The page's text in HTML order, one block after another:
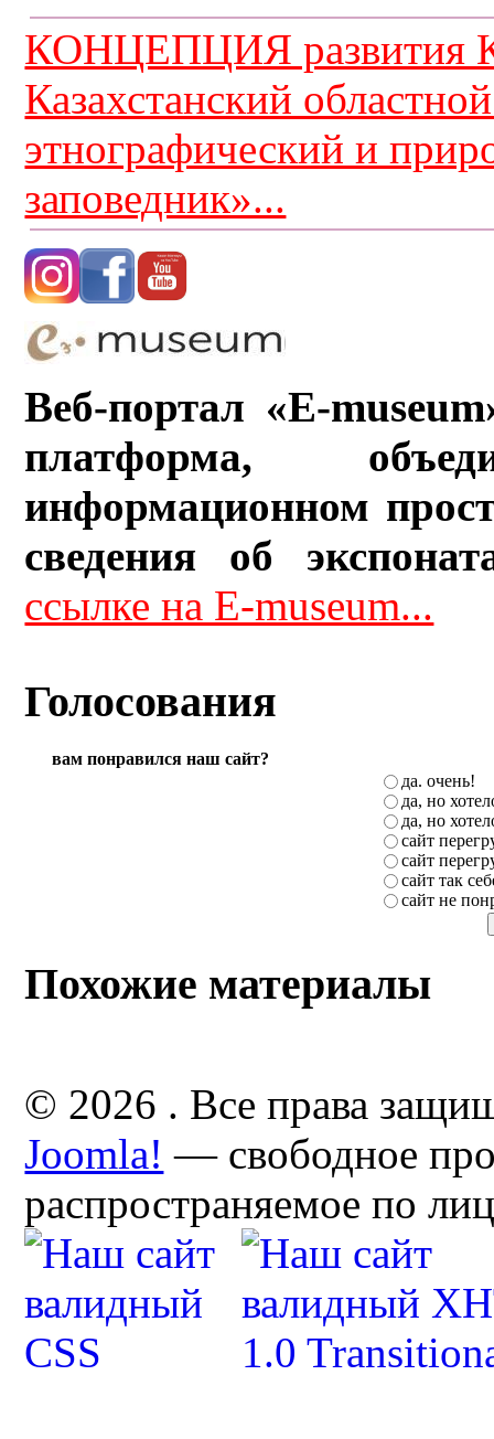
КОНЦЕПЦИЯ развития
Казахстанский
этнографический и
заповедник»...
Веб-портал «E-
платформа,
информационном
сведения об
ссылке на E-museum...
Голосования
вам понравился наш сайт?
да. очень!
да, но
да, но
сайт
сайт
сайт так
сайт не
Похожие материалы
© 2026 . Все права
Joomla! — свободное
распространяемое по